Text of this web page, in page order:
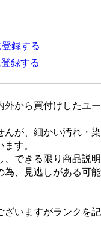
録する
録する
外から買付けしたユー
んが、細かい汚れ・染
す。
、できる限り商品説明
為、見逃しがある可能
ざいますがランクを記